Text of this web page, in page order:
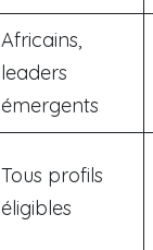
Africains,
leaders
émergents
Tous profils
éligibles